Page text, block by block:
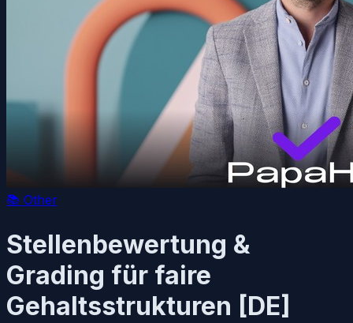
📚 Other
Stellenbewertung &
Grading für faire
Gehaltsstrukturen [DE]